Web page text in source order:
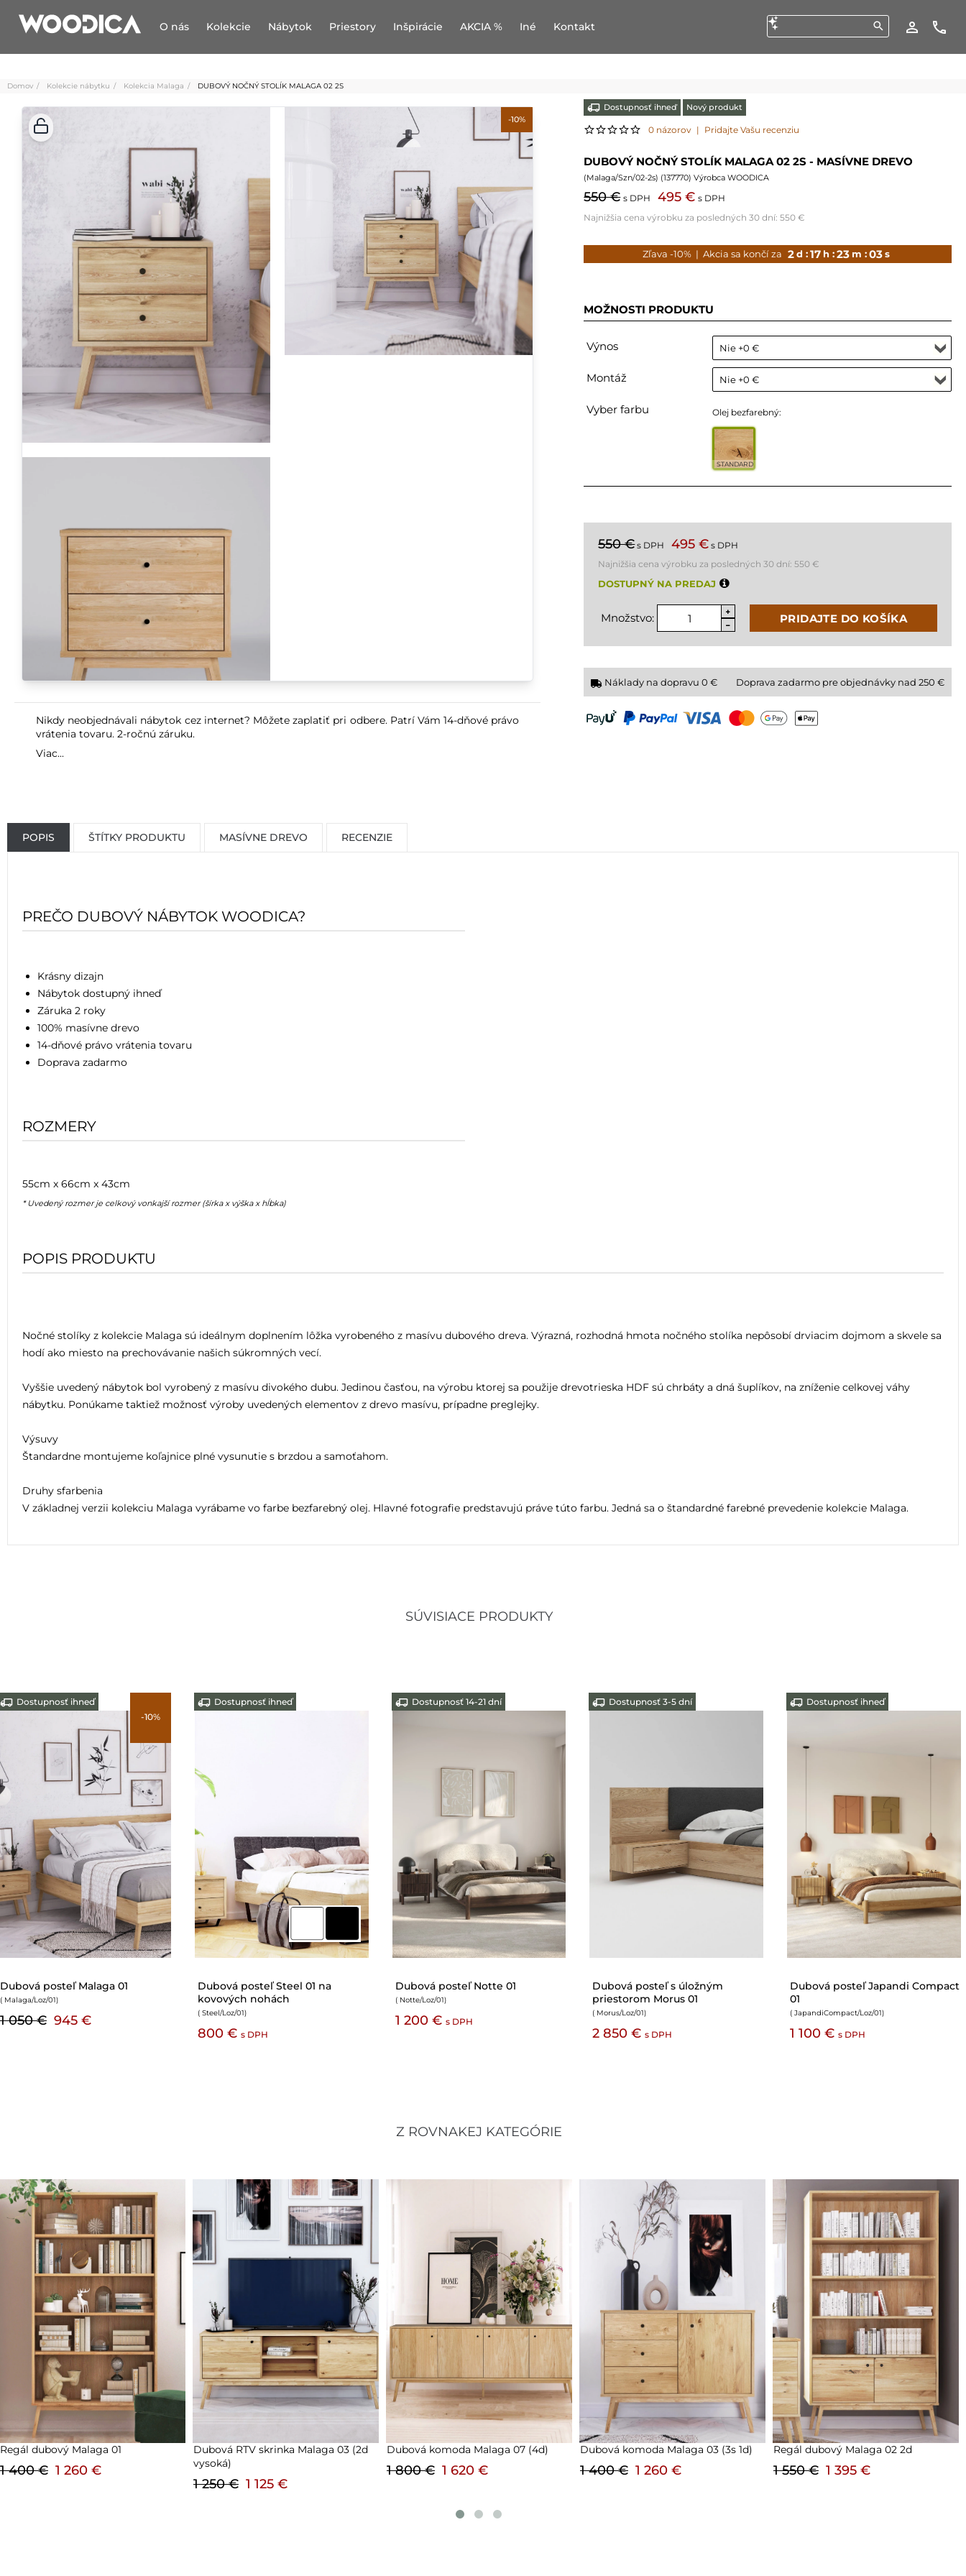
O nás Kolekcie Nábytok Priestory Inšpirácie AKCIA % Iné Kontakt
Domov Kolekcie nábytku Kolekcia Malaga DUBOVÝ NOČNÝ STOLÍK MALAGA 02 2S
-10%
Nikdy neobjednávali nábytok cez internet? Môžete zaplatiť pri odbere. Patrí Vám 14-dňové právo
vrátenia tovaru. 2-ročnú záruku.
Viac...
Dostupnosť ihneď Nový produkt
0 názorov | Pridajte Vašu recenziu
DUBOVÝ NOČNÝ STOLÍK MALAGA 02 2S - MASÍVNE DREVO
(Malaga/Szn/02-2s) (137770) Výrobca WOODICA
550 € s DPH 495 € s DPH
Najnižšia cena výrobku za posledných 30 dní:550 €
Zľava -10% | Akcia sa končí za 2 d : 17 h : 23 m : 01s
MOŽNOSTI PRODUKTU
Výnos
Montáž
Vyber farbu Olej bezfarebný:
STANDARD
550 € s DPH 495 € s DPH
Najnižšia cena výrobku za posledných 30 dní:550 €
DOSTUPNÝ NA PREDAJ
Množstvo: PRIDAJTE DO KOŠÍKA
Náklady na dopravu0 € Doprava zadarmo pre objednávky nad 250 €
POPIS ŠTÍTKY PRODUKTU MASÍVNE DREVO RECENZIE
PREČO DUBOVÝ NÁBYTOK WOODICA?
Krásny dizajn
Nábytok dostupný ihneď
Záruka 2 roky
100% masívne drevo
14-dňové právo vrátenia tovaru
Doprava zadarmo
ROZMERY
55cm x 66cm x 43cm
* Uvedený rozmer je celkový vonkajší rozmer (šírka x výška x hĺbka)
POPIS PRODUKTU
Nočné stolíky z kolekcie Malaga sú ideálnym doplnením lôžka vyrobeného z masívu dubového dreva. Výrazná, rozhodná hmota nočného stolíka nepôsobí drviacim dojmom a skvele sa
hodí ako miesto na prechovávanie našich súkromných vecí.
Vyššie uvedený nábytok bol vyrobený z masívu divokého dubu. Jedinou časťou, na výrobu ktorej sa použije drevotrieska HDF sú chrbáty a dná šuplíkov, na zníženie celkovej váhy
nábytku. Ponúkame taktiež možnosť výroby uvedených elementov z drevo masívu, prípadne preglejky.
Výsuvy
Štandardne montujeme koľajnice plné vysunutie s brzdou a samoťahom.
Druhy sfarbenia
V základnej verzii kolekciu Malaga vyrábame vo farbe bezfarebný olej. Hlavné fotografie predstavujú práve túto farbu. Jedná sa o štandardné farebné prevedenie kolekcie Malaga.
SÚVISIACE PRODUKTY
Dostupnosť ihneď
Dubová posteľ Steel 02 na
kovových nohách
Dostupnosť ihneď
Dubová posteľ Japandi 01
( Japandi/Loz/01)
1 100 € 990 €
Dostupnosť 3-5 dní
Dubová posteľ Morus 02 s
úložným priestorom
( Morus/Loz/02)
1 850 € s DPH
Dostupnosť 3-5 dní
Dubová posteľ s úložným
priestorom Morus 01
Dostupnosť ihneď
Dubová posteľ Japandi Compact
01
( JapandiCompact/Loz/01
1 100 € s DPH
Z ROVNAKEJ KATEGÓRIE
Dubová RTV skrinka Malaga 03 (2d
vysoká)
Dubová komoda Malaga 07 (4d)
1 800 €
Dubová komoda Malaga 03 (3s 1d)
1 400 € 1 260 €
Regál dubový Malaga 02 2d
1 550 € 1 395 €
Kredenc dubový Malaga 02 2d
1 600 € 1 440 €